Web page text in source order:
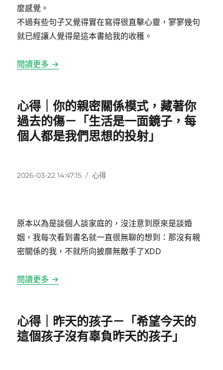
麼感覺。
不過有些句子又覺得實在寫得很直擊心靈，寥寥幾句
就已經讓人覺得是這本書給我的收穫。
閱讀更多 →
心得｜你的親密關係模式，藏著你
過去的傷－「生活是一面鏡子，每
個人都是我們思想的投射」
原本以為是談個人談家庭的，沒注意到原來是談婚
姻，我每次看到書名就一直很無聊的想到：那沒有親
密關係的我，不就所向披靡無敵手了XDD
閱讀更多 →
發
2026-03-22 14:47:15
分
心得
心得｜昨天的孩子－「希望今天的
這個孩子沒有辜負昨天的孩子」